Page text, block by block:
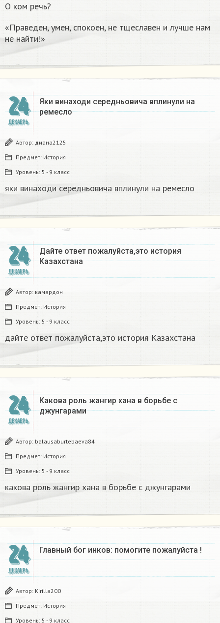
О ком речь?
«Праведен, умен, спокоен, не тщеславен и лучше нам
не найти!»
24
ДЕКАБРЬ
Яки винаходи середньовича вплинули на
ремесло
Автор: диана2125
Предмет: История
Уровень: 5 - 9 класс
яки винаходи середньовича вплинули на ремесло
24
ДЕКАБРЬ
Дайте ответ пожалуйста,это история
Казахстана
Автор: камардон
Предмет: История
Уровень: 5 - 9 класс
дайте ответ пожалуйста,это история Казахстана
24
ДЕКАБРЬ
Какова роль жангир хана в борьбе с
джунгарами​
Автор: balausaburtebaeva84
Предмет: История
Уровень: 5 - 9 класс
какова роль жангир хана в борьбе с джунгарами​
24
ДЕКАБРЬ
Главный бог инков: помогите пожалуйста !
Автор: Kirilla200
Предмет: История
Уровень: 5 - 9 класс